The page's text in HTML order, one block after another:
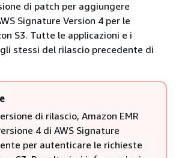
di patch per aggiungere
Signature Version 4 per le
S3. Tutte le applicazioni e i
stessi del rilascio precedente di
di rilascio, Amazon EMR
4 di AWS Signature
per autenticare le richieste